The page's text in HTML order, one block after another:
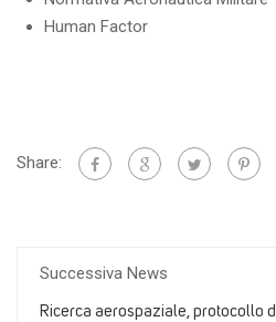
Human Factor
Share:
Successiva News
Ricerca aerospaziale, protocollo